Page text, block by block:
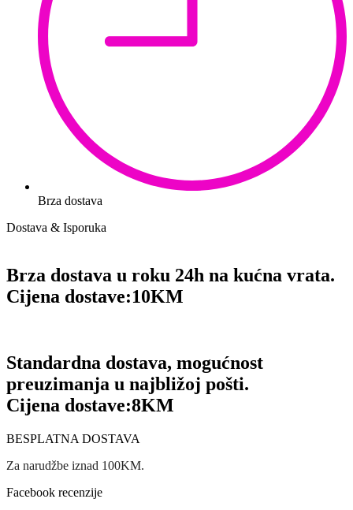
Brza dostava
Dostava & Isporuka
Brza dostava u roku 24h na kućna vrata.
Cijena dostave:10KM
Standardna dostava, mogućnost
preuzimanja u najbližoj pošti.
Cijena dostave:8KM
BESPLATNA DOSTAVA
Za narudžbe iznad 100KM.
Facebook recenzije